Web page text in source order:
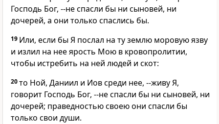
Господь Бог, --не спасли бы ни сыновей, ни
дочерей, а они только спаслись бы.
19 Или, если бы Я послал на ту землю моровую язву
и излил на нее ярость Мою в кровопролитии,
чтобы истребить на ней людей и скот:
20то Ной, Даниил и Иов среди нее, --живу Я,
говорит Господь Бог, --не спасли бы ни сыновей, ни
дочерей; праведностью своею они спасли бы
только свои души.